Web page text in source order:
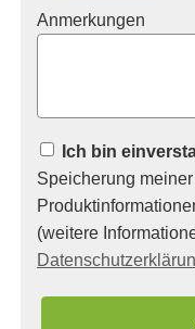
Anmerkungen
Ich bin
Speicherung
(weitere